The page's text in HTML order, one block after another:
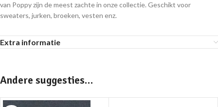
van Poppy zijn de meest zachte in onze collectie. Geschikt voor
sweaters, jurken, broeken, vesten enz.
Extra informatie
Andere suggesties…